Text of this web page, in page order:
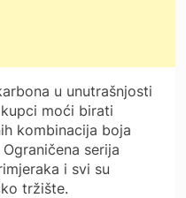
u unutrašnjosti
moći birati
kombinacija boja
serija
i svi su
tržište.